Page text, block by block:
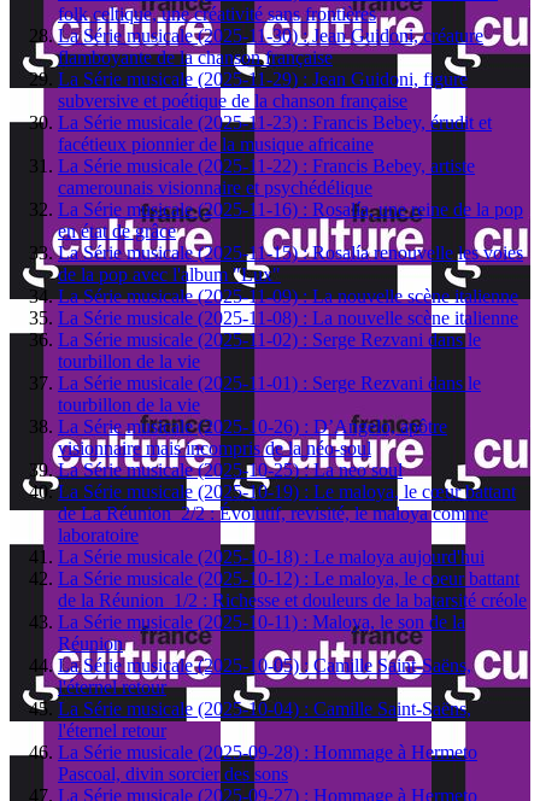
folk celtique, une créativité sans frontières
La Série musicale (2025-11-30) : Jean Guidoni, créature
flamboyante de la chanson française
La Série musicale (2025-11-29) : Jean Guidoni, figure
subversive et poétique de la chanson française
La Série musicale (2025-11-23) : Francis Bebey, érudit et
facétieux pionnier de la musique africaine
La Série musicale (2025-11-22) : Francis Bebey, artiste
camerounais visionnaire et psychédélique
La Série musicale (2025-11-16) : Rosalía, une reine de la pop
en état de grâce
La Série musicale (2025-11-15) : Rosalía renouvelle les voies
de la pop avec l'album "Lux"
La Série musicale (2025-11-09) : La nouvelle scène italienne
La Série musicale (2025-11-08) : La nouvelle scène italienne
La Série musicale (2025-11-02) : Serge Rezvani dans le
tourbillon de la vie
La Série musicale (2025-11-01) : Serge Rezvani dans le
tourbillon de la vie
La Série musicale (2025-10-26) : D’Angelo, apôtre
visionnaire mais incompris de la néo-soul
La Série musicale (2025-10-25) : La neo soul
La Série musicale (2025-10-19) : Le maloya, le cœur battant
de La Réunion 2/2 : Évolutif, revisité, le maloya comme
laboratoire
La Série musicale (2025-10-18) : Le maloya aujourd'hui
La Série musicale (2025-10-12) : Le maloya, le coeur battant
de la Réunion 1/2 : Richesse et douleurs de la batarsité créole
La Série musicale (2025-10-11) : Maloya, le son de la
Réunion
La Série musicale (2025-10-05) : Camille Saint-Saëns,
l'éternel retour
La Série musicale (2025-10-04) : Camille Saint-Saëns,
l'éternel retour
La Série musicale (2025-09-28) : Hommage à Hermeto
Pascoal, divin sorcier des sons
La Série musicale (2025-09-27) : Hommage à Hermeto